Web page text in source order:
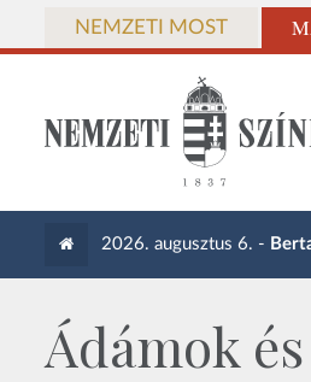
NEMZETI MOST
2026. augusztus 6. -
Ádámok